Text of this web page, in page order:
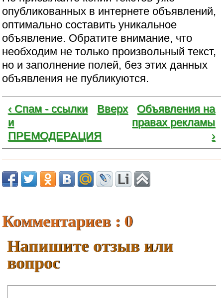
опубликованных в интернете объявлений,
оптимально составить уникальное
объявление. Обратите внимание, что
необходим не только произвольный текст,
но и заполнение полей, без этих данных
объявления не публикуются.
‹ Спам - ссылки
и
ПРЕМОДЕРАЦИЯ
Вверх
Объявления на
правах рекламы
›
Комментариев : 0
Напишите отзыв или
вопрос